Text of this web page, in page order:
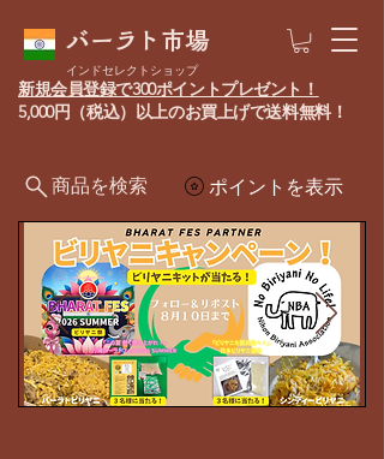
バーラト市場
ポイントを表示
新規会員登録で300ポイントプレゼント！
5,000円（税込）以上のお買上げで送料無料！
インドセレクトショップ
商品を検索